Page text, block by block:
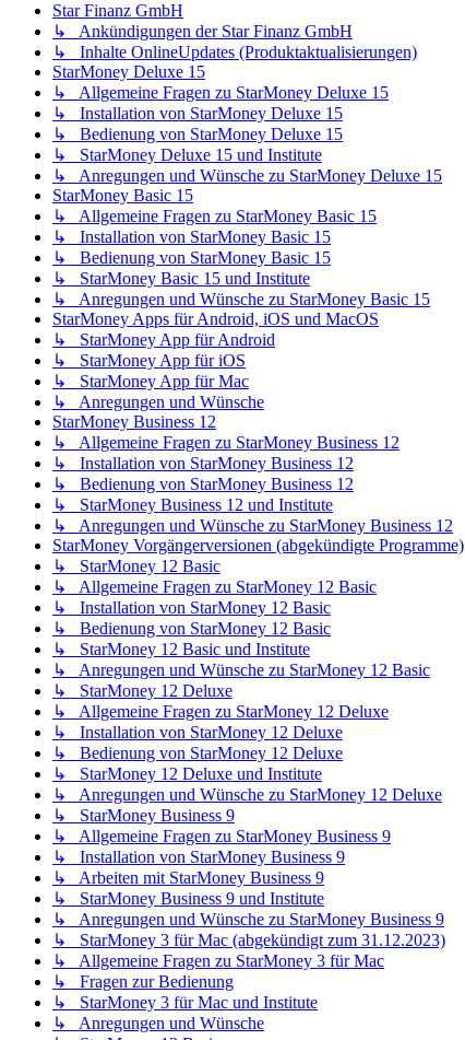
Star Finanz GmbH
↳ Ankündigungen der Star Finanz GmbH
↳ Inhalte OnlineUpdates (Produktaktualisierungen)
StarMoney Deluxe 15
↳ Allgemeine Fragen zu StarMoney Deluxe 15
↳ Installation von StarMoney Deluxe 15
↳ Bedienung von StarMoney Deluxe 15
↳ StarMoney Deluxe 15 und Institute
↳ Anregungen und Wünsche zu StarMoney Deluxe 15
StarMoney Basic 15
↳ Allgemeine Fragen zu StarMoney Basic 15
↳ Installation von StarMoney Basic 15
↳ Bedienung von StarMoney Basic 15
↳ StarMoney Basic 15 und Institute
↳ Anregungen und Wünsche zu StarMoney Basic 15
StarMoney Apps für Android, iOS und MacOS
↳ StarMoney App für Android
↳ StarMoney App für iOS
↳ StarMoney App für Mac
↳ Anregungen und Wünsche
StarMoney Business 12
↳ Allgemeine Fragen zu StarMoney Business 12
↳ Installation von StarMoney Business 12
↳ Bedienung von StarMoney Business 12
↳ StarMoney Business 12 und Institute
↳ Anregungen und Wünsche zu StarMoney Business 12
StarMoney Vorgängerversionen (abgekündigte Programme)
↳ StarMoney 12 Basic
↳ Allgemeine Fragen zu StarMoney 12 Basic
↳ Installation von StarMoney 12 Basic
↳ Bedienung von StarMoney 12 Basic
↳ StarMoney 12 Basic und Institute
↳ Anregungen und Wünsche zu StarMoney 12 Basic
↳ StarMoney 12 Deluxe
↳ Allgemeine Fragen zu StarMoney 12 Deluxe
↳ Installation von StarMoney 12 Deluxe
↳ Bedienung von StarMoney 12 Deluxe
↳ StarMoney 12 Deluxe und Institute
↳ Anregungen und Wünsche zu StarMoney 12 Deluxe
↳ StarMoney Business 9
↳ Allgemeine Fragen zu StarMoney Business 9
↳ Installation von StarMoney Business 9
↳ Arbeiten mit StarMoney Business 9
↳ StarMoney Business 9 und Institute
↳ Anregungen und Wünsche zu StarMoney Business 9
↳ StarMoney 3 für Mac (abgekündigt zum 31.12.2023)
↳ Allgemeine Fragen zu StarMoney 3 für Mac
↳ Fragen zur Bedienung
↳ StarMoney 3 für Mac und Institute
↳ Anregungen und Wünsche